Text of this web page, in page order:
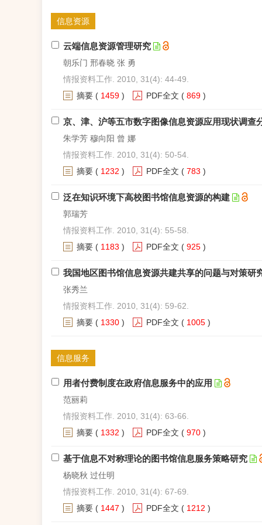
信息资源
云端信息资源管理研究
朝乐门 邢春晓 张 勇
情报资料工作. 2010, 31(4): 44-49.
摘要 ( 1459 ) PDF全文 ( 869 )
京、津、沪等五市数字图像信息资源应用现状调查
朱学芳 穆向阳 曾 娜
情报资料工作. 2010, 31(4): 50-54.
摘要 ( 1232 ) PDF全文 ( 783 )
泛在知识环境下高校图书馆信息资源的构建
郭瑞芳
情报资料工作. 2010, 31(4): 55-58.
摘要 ( 1183 ) PDF全文 ( 925 )
我国地区图书馆信息资源共建共享的问题与对策研
张秀兰
情报资料工作. 2010, 31(4): 59-62.
摘要 ( 1330 ) PDF全文 ( 1005 )
信息服务
用者付费制度在政府信息服务中的应用
范丽莉
情报资料工作. 2010, 31(4): 63-66.
摘要 ( 1332 ) PDF全文 ( 970 )
基于信息不对称理论的图书馆信息服务策略研究
杨晓秋 过仕明
情报资料工作. 2010, 31(4): 67-69.
摘要 ( 1447 ) PDF全文 ( 1212 )